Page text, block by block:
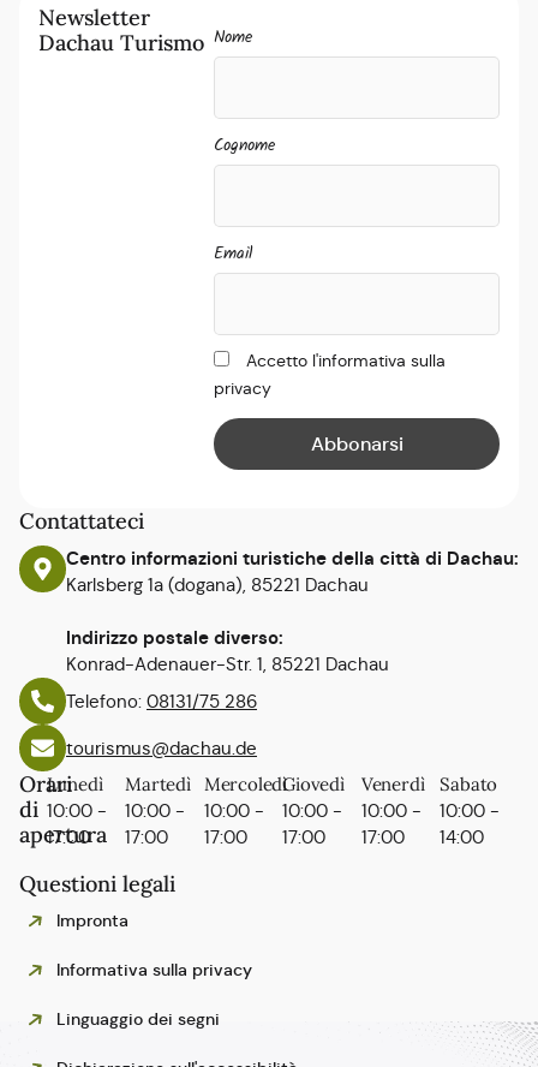
Contattateci
Centro informazioni turistiche della città di Dachau:
Karlsberg 1a (dogana), 85221 Dachau
Indirizzo postale diverso:
Konrad-Adenauer-Str. 1, 85221 Dachau
Telefono: 08131/75 286
tourismus@dachau.de
Orari
di
apertura
Lunedì
10:00 -
17:00
Martedì
10:00 -
17:00
Mercoledì
10:00 -
17:00
Giovedì
10:00 -
17:00
Venerdì
10:00 -
17:00
Sabato
10:00 -
14:00
Questioni legali
Impronta
Informativa sulla privacy
Linguaggio dei segni
Newsletter
Dachau Turismo Nome
Cognome
Email
Accetto l'informativa sulla
privacy